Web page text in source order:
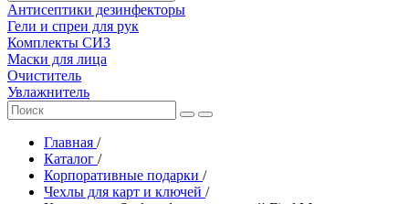
Антисептики дезинфекторы
Гели и спреи для рук
Комплекты СИЗ
Маски для лица
Очиститель
Увлажнитель
Главная /
Каталог /
Корпоративные подарки /
Чехлы для карт и ключей /